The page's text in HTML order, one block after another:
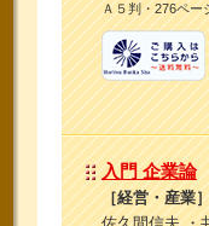
Ａ５判・276ペー
入門 企業論
［経営・産業